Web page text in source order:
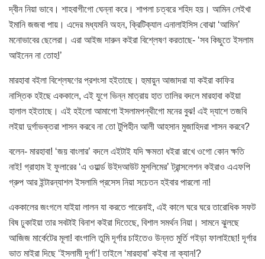
দ্বীন নিয়া ভাবে। শাহবাগীগো ঘেন্না করে। শাপলা চত্বরে শহিদ হয়। আমিন লেইখা
ইমানি জজবা পায়। এদের মধ্যমনি অহন, ক্রিটিক্যাল এনালাইসিস বোঝা ‘আমিন’
মনোভাবের ছেলেরা। এরা আইজ দারুন কইরা বিশ্লেষণ করতাছে- ‘সব কিছুতে ইসলাম
আইনেন না তোহ!’
মারহাবা বইলা বিশ্লেষণের প্রশংসা হইতাছে। হুমায়ুন আজাদরা যা কইরা কাফির
নাস্তিক হইছে এককালে, এই যুগে ভিন্ন মাত্রায় হাত তালির বদলে মারহাবা কইয়া
হালাল হইতাছে। এই হইলো আমাগো ইসলামপন্থীগো মনের বুঝ! এই দ্যাশে তজবি
লইয়া দুর্গাভক্তরা শাসন করবে না তো টুপিহীন আলী আহসান মুজাহিদরা শাসন করবে?
বলেন- মারহাবা! ‘জয় বাংলার’ বদলে এইটাই যদি ক্ষমতা ধইরা রাখে ওগো কোন ক্ষতি
নাই! গ্রাহাম ই ফুলারের ‘এ ওয়ার্ল্ড উইদআউট মুসলিমের’ ট্রান্সলেশন কইরাও এএফপি
গ্রুপ আর ইন্টারন্যাশল ইসলামি প্রসেস নিয়া সচেতন হইবার পারলো না!
এককালের জংগলে যাইয়া লালন যা করতে পারেনাই, এই কালে ঘরে ঘরে তারোধিক সফট
বিষ ঢুকাইয়া তার সবটাই বিনাশ কইরা দিতেছে, বিশাল সমর্থন নিয়া। সামনে ঝুলছে
আজিজ মার্কেটের মূলা! বাংগালি তুমি দূর্গার চাইতেও উন্নত মুর্তি গইড়া ফালাইছো! দূর্গার
ভাত মাইরা দিছে ‘ইসলামী দূর্গা’! তাইলে ‘মারহাবা’ কইবা না ক্যান!?